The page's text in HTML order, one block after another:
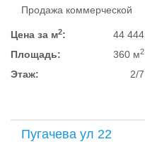
Продажа коммерческой
Цена за м2:
44 444
Площадь:
360 м2
Этаж: 2/7
Пугачева ул 22